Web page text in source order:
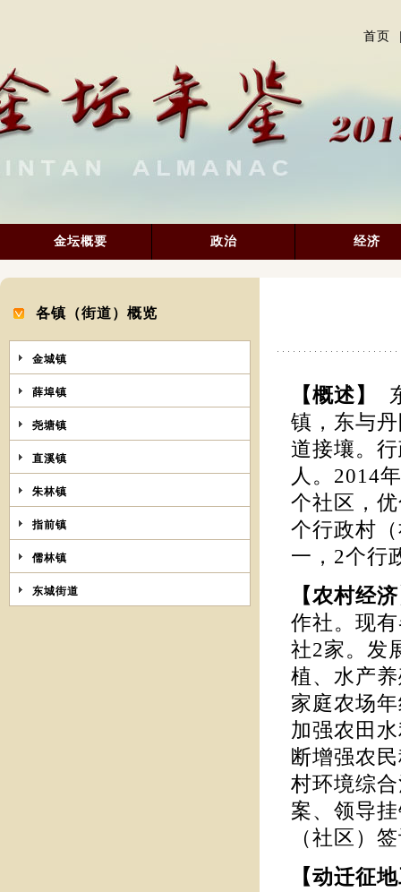
首页
金坛概要 政治 经济
各镇（街道）概览
金城镇
薛埠镇
尧塘镇
直溪镇
朱林镇
指前镇
儒林镇
东城街道
【概述】
镇，东与
道接壤。
人。2014
个社区，
个行政村
一，2个行
【农村经
作社。现
社2家。发
植、水产
家庭农场
加强农田
断增强农
村环境综
案、领导
（社区）
【动迁征